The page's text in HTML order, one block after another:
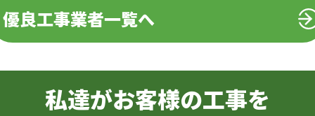
優良工事業者一覧へ
私達がお客様の工事を